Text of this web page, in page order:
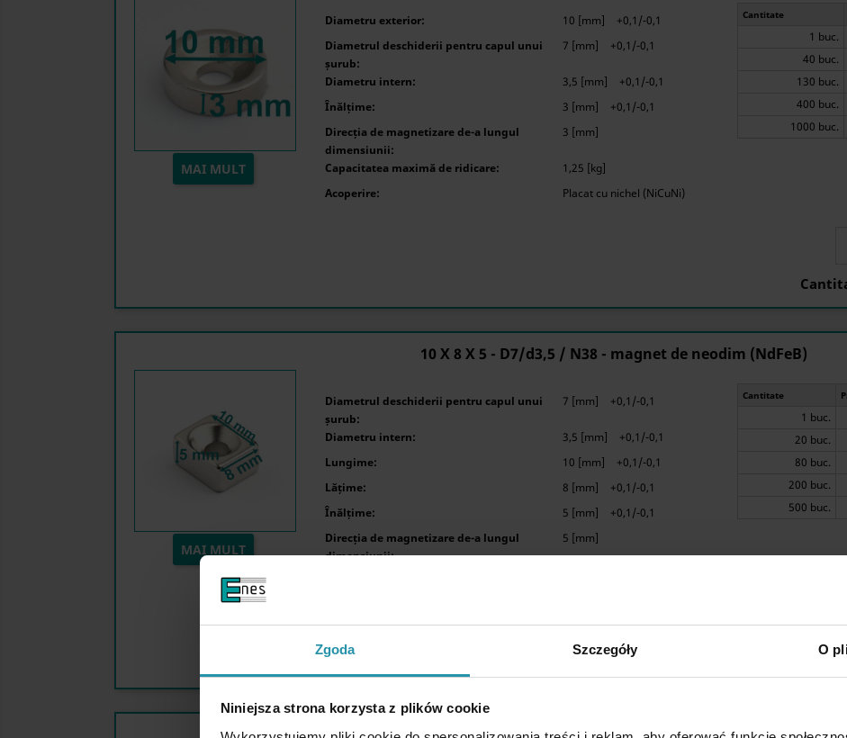
Zgoda Szczegóły O
Niniejsza strona korzysta z plików cookie
MAI MULT
Diametru exterior: 10 [mm]
+0,1/-0,1
Diametrul deschiderii pentru capul unui
șurub:
7 [mm] +0,1/-0,1
Diametru intern: 3,5 [mm]
+0,1/-0,1
Înălțime:
3 [mm]
+0,1/-0,1
Direcția de magnetizare de-a lungul
dimensiunii:
3 [mm]
Capacitatea maximă de ridicare:
1,25 [kg]
Acoperire:
Placat cu nichel (NiCuNi)
Cantitate
1 buc.
40 buc.
130 buc.
400 buc.
1000 buc.
10 X 8 X 5 - D7/d3,5 / N38 - magnet de neodim (NdFeB)
MAI MULT
Diametrul deschiderii pentru capul unui
șurub:
7 [mm] +0,1/-0,1
Diametru intern: 3,5 [mm]
+0,1/-0,1
Lungime:
10 [mm]
+0,1/-0,1
Lățime:
8 [mm]
+0,1/-0,1
Înălțime:
5 [mm]
+0,1/-0,1
Direcția de magnetizare de-a lungul
dimensiunii:
5 [mm]
Cantitate
1 buc.
20 buc.
80 buc.
200 buc.
500 buc.